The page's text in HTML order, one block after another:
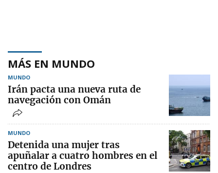
MÁS EN MUNDO
MUNDO
Irán pacta una nueva ruta de
navegación con Omán
MUNDO
Detenida una mujer tras
apuñalar a cuatro hombres en el
centro de Londres